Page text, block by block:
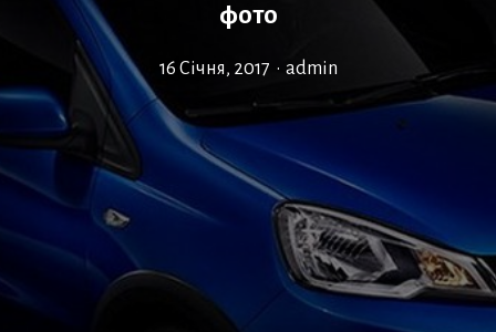
фото
16 Січня, 2017 • admin